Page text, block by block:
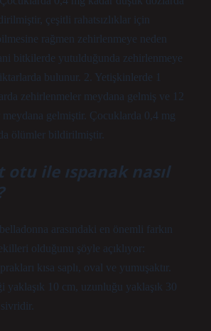
çeşitli rahatsızlıklar için
rağmen zehirlenmeye neden
bitkilerde yutulduğunda zehirlenmeye
bulunur. 2. Yetişkinlerde 1
zehirlenmeler meydana gelmiş ve 12
gelmiştir. Çocuklarda 0,4 mg
ölümler bildirilmiştir.
otu ile ıspanak nasıl
arasındaki en önemli farkın
olduğunu şöyle açıklıyor:
kısa saplı, oval ve yumuşaktır.
yaklaşık 10 cm, uzunluğu yaklaşık 30